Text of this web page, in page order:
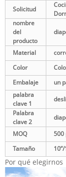
Solicitud
nombre
del
producto
Material
Color
Embalaje
un
palabra
clave 1
Palabra
clave 2
MOQ
500
Tamaño
Por qué elegirnos